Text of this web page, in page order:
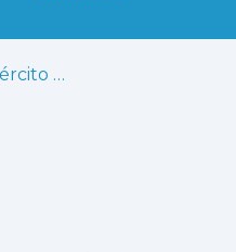
A heráldica do Exército Português no novo milénio: tradição e Inovação